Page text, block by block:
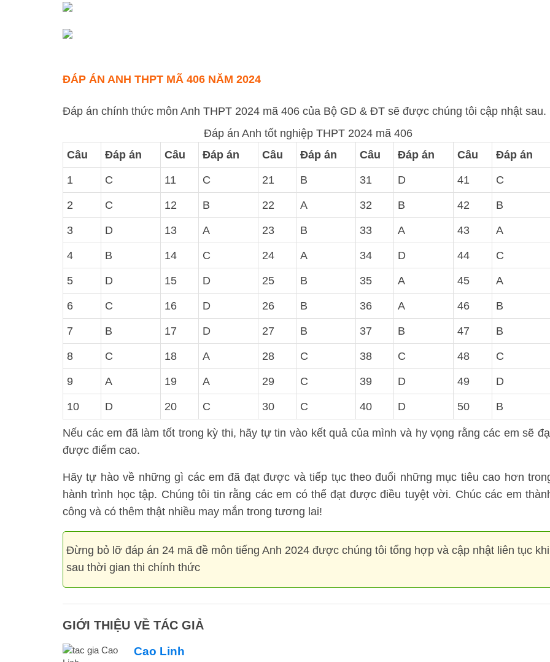
ĐÁP ÁN ANH THPT MÃ 406 NĂM 2024
Đáp án chính thức môn Anh THPT 2024 mã 406 của Bộ GD & ĐT sẽ được chúng tôi cập nhật sau.
Đáp án Anh tốt nghiệp THPT 2024 mã 406
Câu
Đáp án Câu Đáp án Câu Đáp án Câu Đáp án Câu Đáp án
1 C 11 C 21 B 31 D 41 C
2 C 12 B 22 A 32 B 42 B
3 D 13 A 23 B 33 A 43 A
4 B 14 C 24 A 34 D 44 C
5 D 15 D 25 B 35 A 45 A
6 C 16 D 26 B 36 A 46 B
7 B 17 D 27 B 37 B 47 B
8 C 18 A 28 C 38 C 48 C
9 A 19 A 29 C 39 D 49 D
10 D 20 C 30 C 40 D 50 B
Nếu các em đã làm tốt trong kỳ thi, hãy tự tin vào kết quả của mình và hy vọng rằng các em sẽ
được điểm cao.
Hãy tự hào về những gì các em đã đạt được và tiếp tục theo đuổi những mục tiêu cao hơn
hành trình học tập. Chúng tôi tin rằng các em có thể đạt được điều tuyệt vời. Chúc các em
công và có thêm thật nhiều may mắn trong tương lai!
Đừng bỏ lỡ đáp án 24 mã đề môn tiếng Anh 2024 được chúng tôi tổng hợp và cập nhật liên tục khi
sau thời gian thi chính thức
GIỚI THIỆU VỀ TÁC GIẢ
Cao Linh